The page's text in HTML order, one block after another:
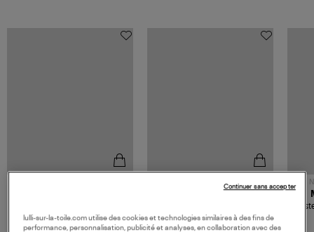
480,00 €
Champagne
NOUVELLE COLLECTION
189,00 €
Mousse
lulli-sur-la-toile.com utilise des cookies et technologies similaires à des fins de
performance, personnalisation, publicité et analyses, en collaboration avec des
Continuer sans accepter